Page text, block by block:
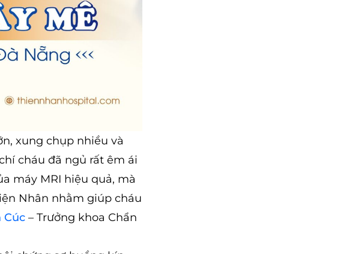
xung chụp nhiều và
cháu đã ngủ rất êm ái
máy MRI hiệu quả, mà
Nhân nhằm giúp cháu
Cúc – Trưởng khoa Chẩn